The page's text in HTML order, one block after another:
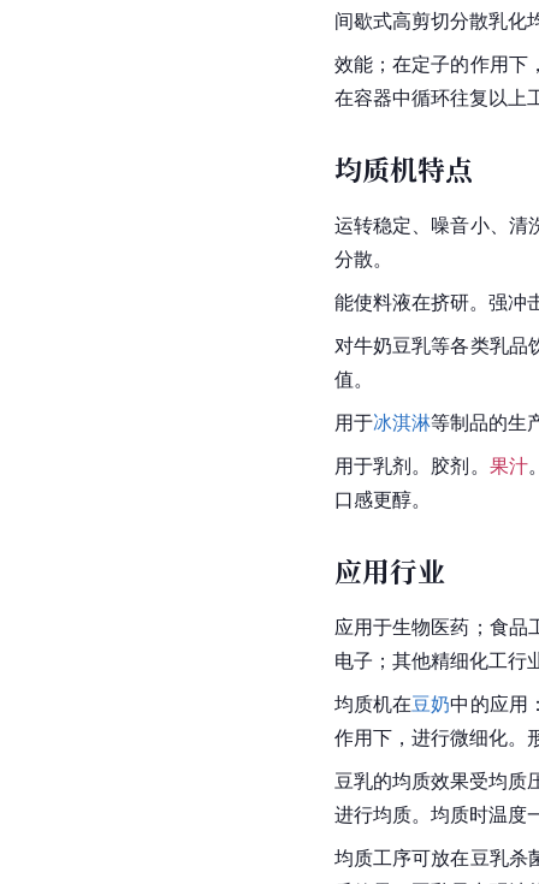
间歇式高剪切分散乳化
效能；在定子的作用下
在容器中循环往复以上
均质机特点
运转稳定、噪音小、清
分散。
能使料液在挤研。强冲
对牛奶豆乳等各类乳品
值。
用于冰淇淋等制品的生
用于乳剂。胶剂。 果汁
口感更醇。
应用行业
应用于生物医药；食品
电子；其他精细化工行
均质机在豆奶中的应用
作用下，进行微细化。
豆乳的均质效果受均质
进行均质。均质时温
均质工序可放在豆乳杀